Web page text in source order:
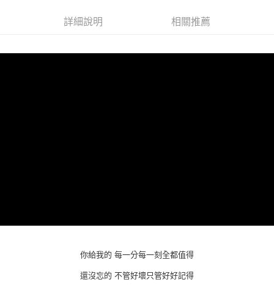
7-11取貨付款
每筆NT$65，滿NT$1,000(含以上)免運費
詳細說明 相關推薦
你給我的 每一分每一刻全都值得
還沒忘的 不管好壞只管好好記得